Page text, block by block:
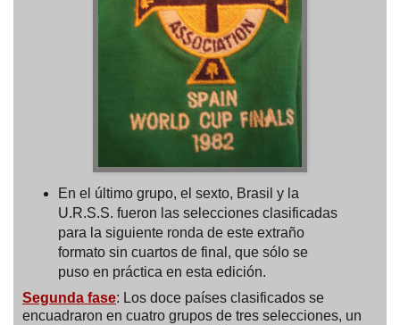
En el último grupo, el sexto, Brasil y la
U.R.S.S. fueron las selecciones clasificadas
para la siguiente ronda de este extraño
formato sin cuartos de final, que sólo se
puso en práctica en esta edición.
Segunda fase: Los doce países clasificados se
encuadraron en cuatro grupos de tres selecciones, un